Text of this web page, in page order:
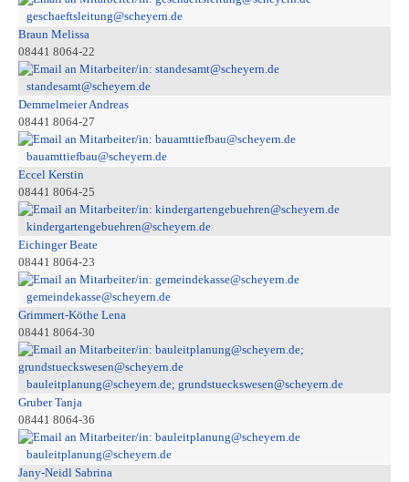
geschaeftsleitung@scheyern.de
Braun Melissa
08441 8064-22
standesamt@scheyern.de
Demmelmeier Andreas
08441 8064-27
bauamttiefbau@scheyern.de
Eccel Kerstin
08441 8064-25
kindergartengebuehren@scheyern.de
Eichinger Beate
08441 8064-23
gemeindekasse@scheyern.de
Grimmert-Köthe Lena
08441 8064-30
bauleitplanung@scheyern.de; grundstueckswesen@scheyern.de
Gruber Tanja
08441 8064-36
bauleitplanung@scheyern.de
Jany-Neidl Sabrina